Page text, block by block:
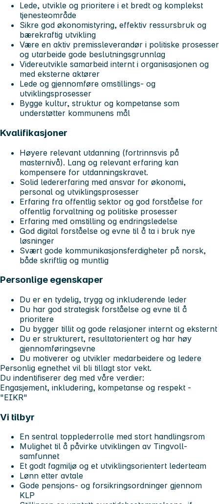
Lede, utvikle og prioritere i et bredt og komplekst
tjenesteområde
Sikre god økonomistyring, effektiv ressursbruk og
bærekraftig utvikling
Være en aktiv premissleverandør i politiske prosesser
og utarbeide gode beslutningsgrunnlag
Videreutvikle samarbeid internt i organisasjonen og
med eksterne aktører
Lede og gjennomføre omstillings- og
utviklingsprosesser
Bygge kultur, struktur og kompetanse som
understøtter kommunens mål
Kvalifikasjoner
Høyere relevant utdanning (fortrinnsvis på
masternivå). Lang og relevant erfaring kan
kompensere for utdanningskravet.
Solid ledererfaring med ansvar for økonomi,
personal og utviklingsprosesser
Erfaring fra offentlig sektor og god forståelse for
offentlig forvaltning og politiske prosesser
Erfaring med omstilling og endringsledelse
God digital forståelse og evne til å ta i bruk nye
løsninger
Svært gode kommunikasjonsferdigheter på norsk,
både skriftlig og muntlig
Personlige egenskaper
Du er en tydelig, trygg og inkluderende leder
Du har god strategisk forståelse og evne til å
prioritere
Du bygger tillit og gode relasjoner internt og eksternt
Du er strukturert, resultatorientert og har høy
gjennomføringsevne
Du motiverer og utvikler medarbeidere og ledere
Personlig egnethet vil bli tillagt stor vekt.
Du indentifiserer deg med våre verdier:
Engasjement, inkludering, kompetanse og respekt -
"EIKR"
Vi tilbyr
En sentral topplederrolle med stort handlingsrom
Mulighet til å påvirke utviklingen av Tingvoll-
samfunnet
Et godt fagmiljø og et utviklingsorientert lederteam
Lønn etter avtale
Gode pensjons- og forsikringsordninger gjennom
KLP